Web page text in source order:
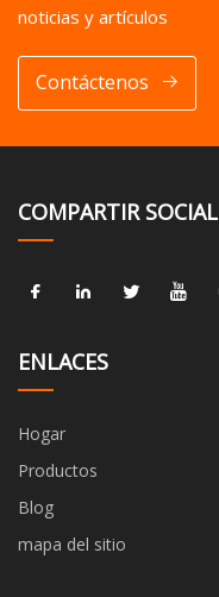
noticias y artículos
Contáctenos
COMPARTIR SOCIAL
ENLACES
Hogar
Productos
Blog
mapa del sitio